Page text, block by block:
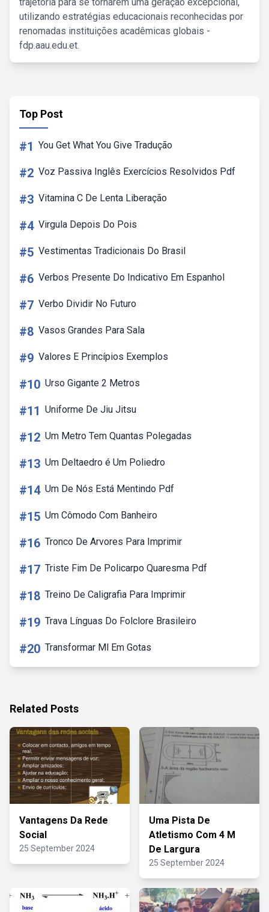
utilizando estratégias educacionais reconhecidas por
renomadas instituições acadêmicas globais -
fdp.aau.edu.et.
Top Post
#1 You Get What You Give Tradução
#2 Voz Passiva Inglês Exercícios Resolvidos Pdf
#3 Vitamina C De Lenta Liberação
#4 Virgula Depois Do Pois
#5 Vestimentas Tradicionais Do Brasil
#6 Verbos Presente Do Indicativo Em Espanhol
#7 Verbo Dividir No Futuro
#8 Vasos Grandes Para Sala
#9 Valores E Princípios Exemplos
#10 Urso Gigante 2 Metros
#11 Uniforme De Jiu Jitsu
#12 Um Metro Tem Quantas Polegadas
#13 Um Deltaedro é Um Poliedro
#14 Um De Nós Está Mentindo Pdf
#15 Um Cômodo Com Banheiro
#16 Tronco De Arvores Para Imprimir
#17 Triste Fim De Policarpo Quaresma Pdf
#18 Treino De Caligrafia Para Imprimir
#19 Trava Línguas Do Folclore Brasileiro
#20 Transformar Ml Em Gotas
Related Posts
Vantagens Da Rede
Social
25 September 2024
Uma Pista De
Atletismo Com 4 M
De Largura
25 September 2024